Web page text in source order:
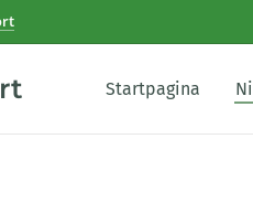
Startpagina